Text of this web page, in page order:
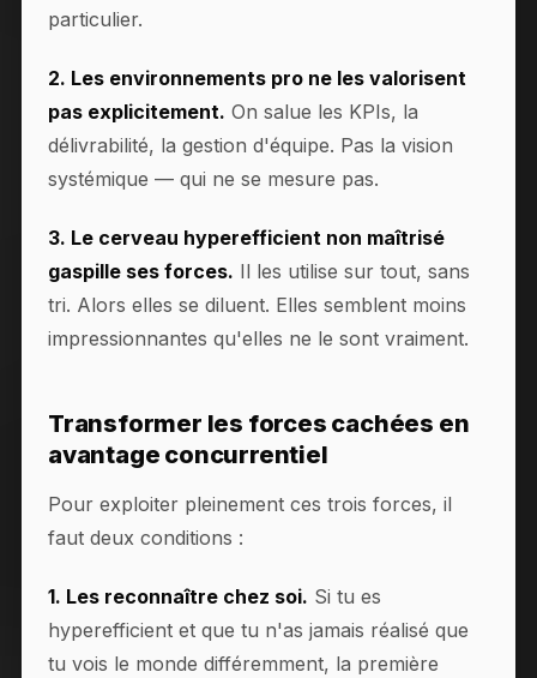
particulier.
2. Les environnements pro ne les valorisent
pas explicitement. On salue les KPIs, la
délivrabilité, la gestion d'équipe. Pas la vision
systémique — qui ne se mesure pas.
3. Le cerveau hyperefficient non maîtrisé
gaspille ses forces. Il les utilise sur tout, sans
tri. Alors elles se diluent. Elles semblent moins
impressionnantes qu'elles ne le sont vraiment.
Transformer les forces cachées en
avantage concurrentiel
Pour exploiter pleinement ces trois forces, il
faut deux conditions :
1. Les reconnaître chez soi. Si tu es
hyperefficient et que tu n'as jamais réalisé que
tu vois le monde différemment, la première